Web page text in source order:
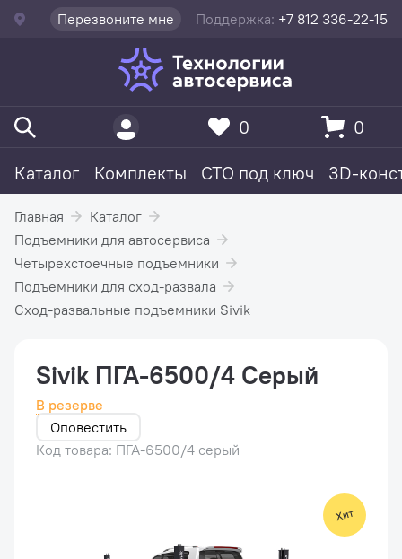
Перезвоните мне Поддержка: +7 812 336-22-15
Каталог Комплекты СТО под ключ 3D-
0 0
Главная
Каталог
Подъемники для автосервиса
Четырехстоечные подъемники
Подъемники для сход-развала
Сход-развальные подъемники Sivik
Sivik ПГА-6500/4 Серый
В резерве
Оповестить
Код товара: ПГА-6500/4 серый